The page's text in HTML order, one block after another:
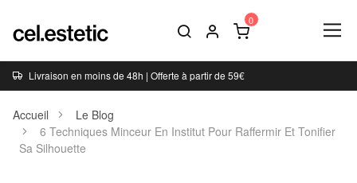
Livraison en moins de 48h | Offerte à partir de 59€
Accueil
Le Blog
6 Techniques Minceur En Institut Pour Raffermir Et Tonifier
Sa Silhouette